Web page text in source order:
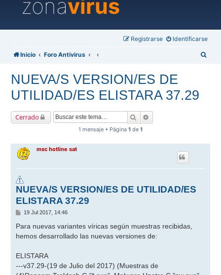
zonavirus
Identificarse
Registrarse
Inicio Foro Antivirus
NUEVA/S VERSION/ES DE
UTILIDAD/ES ELISTARA 37.29
Cerrado Buscar
1 mensaje • Página 1 de 1
msc hotline sat
NUEVA/S VERSION/ES DE UTILIDAD/ES
ELISTARA 37.29
M
n
a
19 Jul 2017, 14:46
Para nuevas variantes víricas según muestras recibidas,
hemos desarrollado las nuevas versiones de:
ELISTARA
---v37.29-(19 de Julio del 2017) (Muestras de